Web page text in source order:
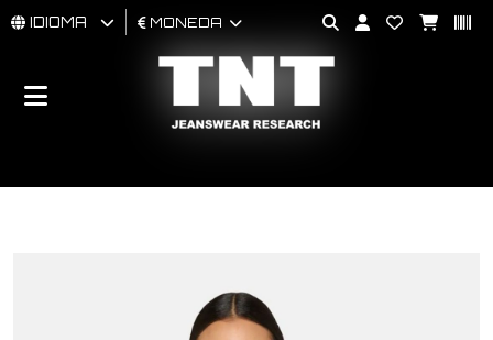
HOMBRES
BRAND
IDIOMA MONEDA